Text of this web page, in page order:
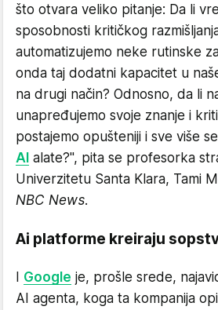
što otvara veliko pitanje: Da li
sposobnosti kritičkog
automatizujemo neke rutinske
onda taj dodatni kapacitet u
na drugi način? Odnosno, da li
unapređujemo svoje znanje i
postajemo opušteniji i sve više
AI alate?", pita se profesorka
Univerzitetu Santa Klara, Tami
NBC News.
Ai platforme kreiraju
I Google je, prošle srede,
AI agenta, koga ta kompanija